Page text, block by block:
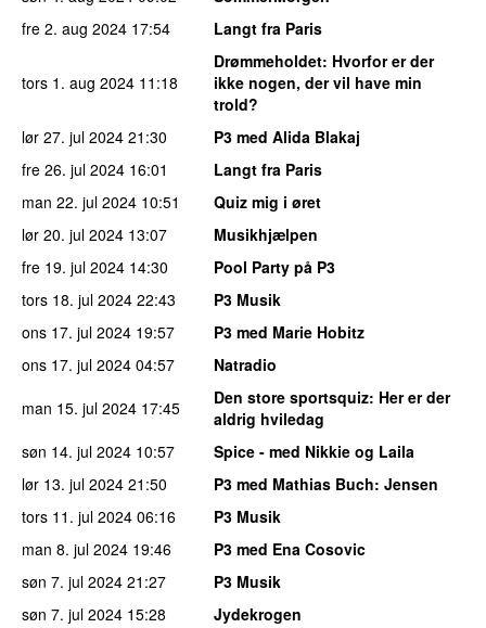
fre 2. aug 2024 17:54 Langt fra Paris
tors 1. aug 2024 11:18
Drømmeholdet: Hvorfor er der
ikke nogen, der vil have min
trold?
lør 27. jul 2024 21:30
P3 med Alida Blakaj
fre 26. jul 2024 16:01
Langt fra Paris
man 22. jul 2024 10:51
Quiz mig i øret
lør 20. jul 2024 13:07
Musikhjælpen
fre 19. jul 2024 14:30
Pool Party på P3
tors 18. jul 2024 22:43
P3 Musik
ons 17. jul 2024 19:57
P3 med Marie Hobitz
ons 17. jul 2024 04:57
Natradio
man 15. jul 2024 17:45 Den store sportsquiz: Her er der
aldrig hviledag
søn 14. jul 2024 10:57
Spice - med Nikkie og Laila
lør 13. jul 2024 21:50 P3 med Mathias Buch: Jensen
tors 11. jul 2024 06:16
P3 Musik
man 8. jul 2024 19:46
P3 med Ena Cosovic
søn 7. jul 2024 21:27
P3 Musik
søn 7. jul 2024 15:28 Jydekrogen